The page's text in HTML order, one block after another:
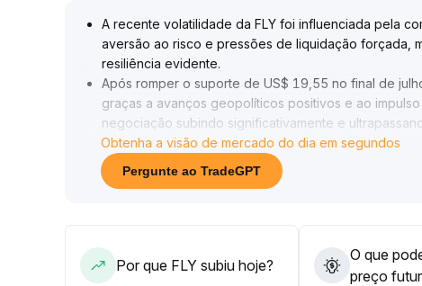
A recente volatilidade da FLY foi influenciada pela
aversão ao risco e pressões de liquidação forçada,
resiliência evidente.
Após romper o suporte de US$ 19,55 no final de
graças a avanços geopolíticos positivos e ao
negociação subindo significativamente e
Apesar da pressão de venda causada pelas
estabilizou e retornou acima de US$ 23,98,
gerenciar o risco ativamente
Obtenha a visão de mercado do dia em segundos
Pergunte ao TradeGPT
Por que FLY subiu hoje?
O que
preço